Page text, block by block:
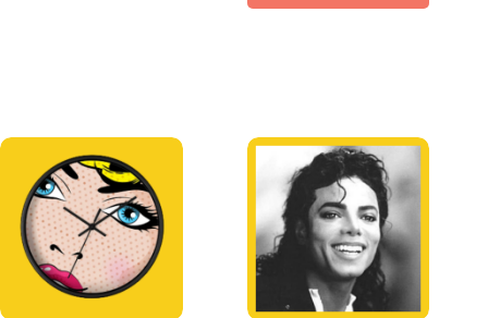
et
effets
Asperger
talentueux
et
créatifs